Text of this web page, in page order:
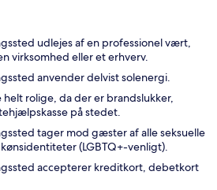
udlejes af en professionel vært,
virksomhed eller et erhverv.
anvender delvist solenergi.
rolige, da der er brandslukker,
på stedet.
tager mod gæster af alle seksuelle
(LGBTQ+-venligt).
accepterer kreditkort, debetkort